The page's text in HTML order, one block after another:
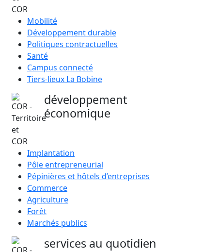
Mobilité
Développement durable
Politiques contractuelles
Santé
Campus connecté
Tiers-lieux La Bobine
développement
économique
Implantation
Pôle entrepreneurial
Pépinières et hôtels d’entreprises
Commerce
Agriculture
Forêt
Marchés publics
services au quotidien